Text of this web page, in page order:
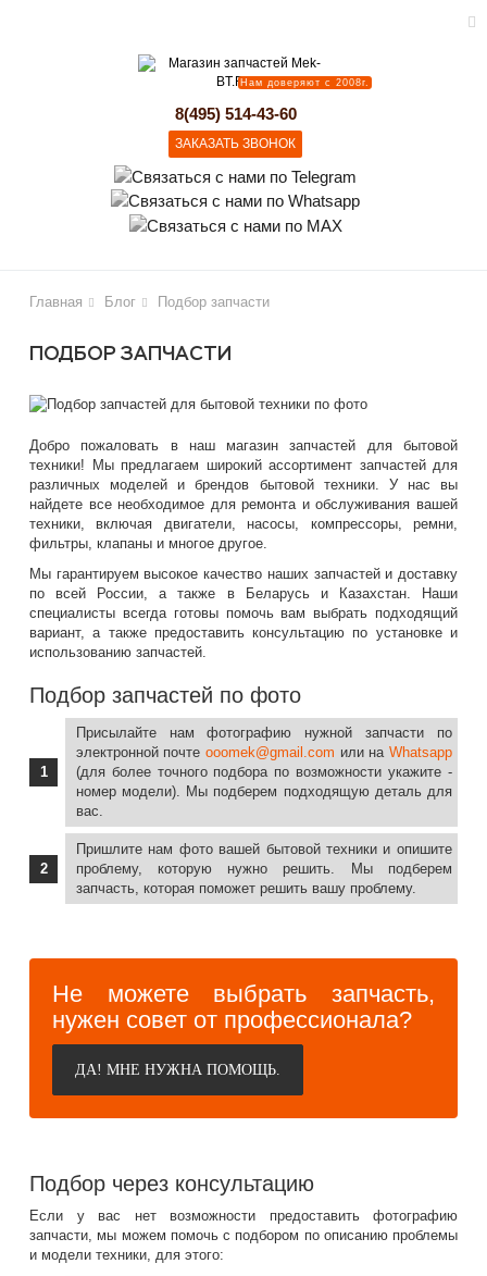
Нам доверяют с 2008г.
8(495) 514-43-60
ЗАКАЗАТЬ ЗВОНОК
Главная Блог Подбор запчасти
ПОДБОР ЗАПЧАСТИ
Добро пожаловать в наш магазин запчастей для бытовой
техники! Мы предлагаем широкий ассортимент запчастей для
различных моделей и брендов бытовой техники. У нас вы
найдете все необходимое для ремонта и обслуживания вашей
техники, включая двигатели, насосы, компрессоры, ремни,
фильтры, клапаны и многое другое.
Мы гарантируем высокое качество наших запчастей и доставку
по всей России, а также в Беларусь и Казахстан. Наши
специалисты всегда готовы помочь вам выбрать подходящий
вариант, а также предоставить консультацию по установке и
использованию запчастей.
Подбор запчастей по фото
Присылайте нам фотографию нужной запчасти по
электронной почтеooomek@gmail.com или на Whatsapp
(для более точного подбора по возможности укажите -
номер модели). Мы подберем подходящую деталь для
вас.
Пришлите нам фото вашей бытовой техники и опишите
проблему, которую нужно решить. Мы подберем
запчасть, которая поможет решить вашу проблему.
Не можете выбрать запчасть,
нужен совет от профессионала?
ДА! МНЕ НУЖНА ПОМОЩЬ.
Подбор через консультацию
Если у вас нет возможности предоставить фотографию
запчасти, мы можем помочь с подбором по описанию проблемы
и модели техники, для этого: